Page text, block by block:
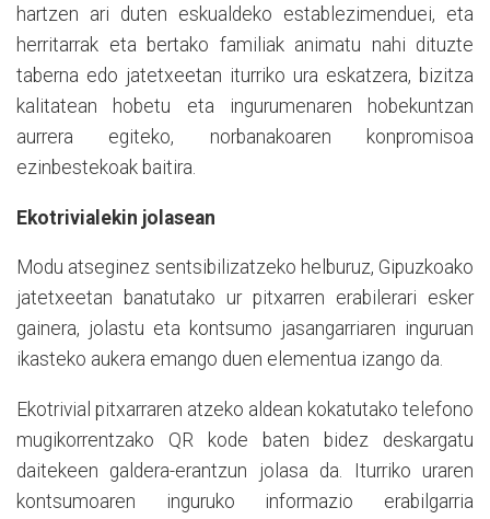
hartzen ari duten eskualdeko establezimenduei, eta
herritarrak eta bertako familiak animatu nahi dituzte
taberna edo jatetxeetan iturriko ura eskatzera, bizitza
kalitatean hobetu eta ingurumenaren hobekuntzan
aurrera egiteko, norbanakoaren konpromisoa
ezinbestekoak baitira.
Ekotrivialekin jolasean
Modu atseginez sentsibilizatzeko helburuz, Gipuzkoako
jatetxeetan banatutako ur pitxarren erabilerari esker
gainera, jolastu eta kontsumo jasangarriaren inguruan
ikasteko aukera emango duen elementua izango da.
Ekotrivial pitxarraren atzeko aldean kokatutako telefono
mugikorrentzako QR kode baten bidez deskargatu
daitekeen galdera-erantzun jolasa da. Iturriko uraren
kontsumoaren inguruko informazio erabilgarria